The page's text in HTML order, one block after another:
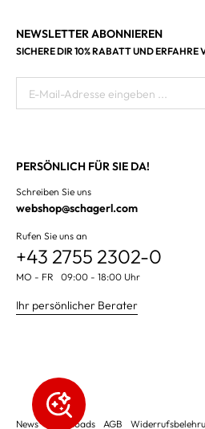
NEWSLETTER ABONNIEREN
SICHERE DIR 10% RABATT UND
E-Mail-Adresse eingeben ...
PERSÖNLICH FÜR SIE DA!
Schreiben Sie uns
webshop@schagerl.com
Rufen Sie uns an
+43 2755 2302-0
MO - FR 09:00 - 18:00 Uhr
Ihr persönlicher Berater
News Downloads AGB